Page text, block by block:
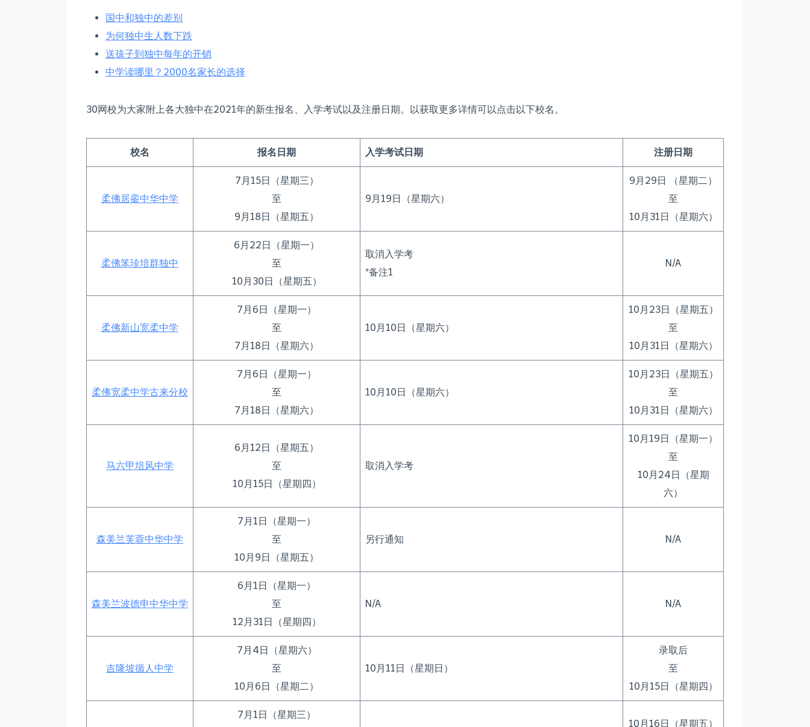
国中和独中的差别
为何独中生人数下跌
送孩子到独中每年的开销
中学读哪里？2000名家长的选择
30网校为大家附上各大独中在2021年的新生报名、入学考试以及注册日期。以获取更多详情可以点击以下校名。
校名 报名日期 入学考试日期 注册日期
柔佛居銮中华中学
7月15日（星期三）
至
9月18日（星期五）
9月19日（星期六）
9月29日 （星期二）
至
10月31日（星期六）
柔佛笨珍培群独中
6月22日（星期一）
至
10月30日（星期五）
取消入学考
*备注1
N/A
柔佛新山宽柔中学
7月6日（星期一）
至
7月18日（星期六）
10月10日（星期六）
10月23日（星期五）
至
10月31日（星期六）
柔佛宽柔中学古来分校
7月6日（星期一）
至
7月18日（星期六）
10月10日（星期六）
10月23日（星期五）
至
10月31日（星期六）
马六甲培风中学
6月12日（星期五）
至
10月15日（星期四）
取消入学考
10月19日（星期一）
至
10月24日（星期
六）
森美兰芙蓉中华中学
7月1日（星期一）
至
10月9日（星期五）
另行通知 N/A
森美兰波德申中华中学
6月1日（星期一）
至
12月31日（星期四）
N/A N/A
吉隆坡循人中学
7月4日（星期六）
至
10月6日（星期二）
10月11日（星期日）
录取后
至
10月15日（星期四）
7月1日（星期三）
10月16日（星期五）